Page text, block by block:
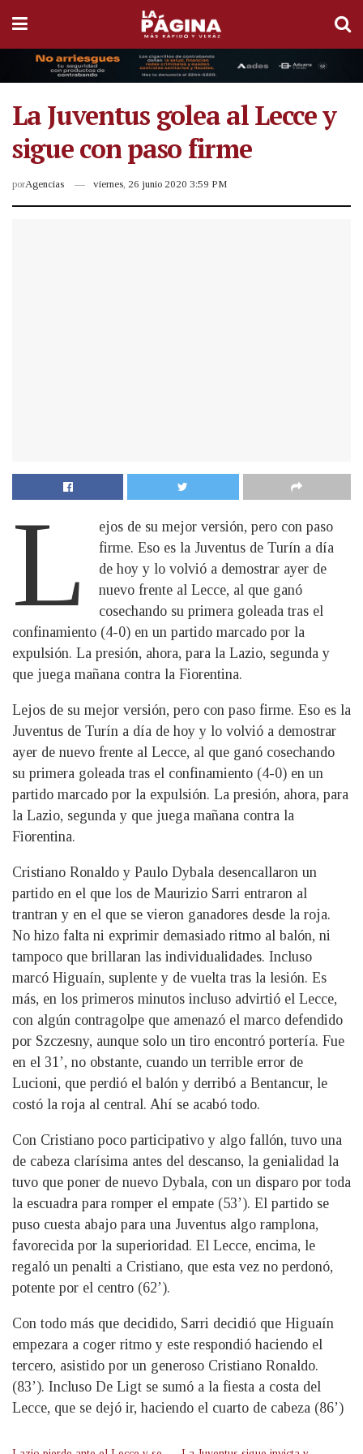
La Juventus golea al Lecce y
sigue con paso firme
porAgencias viernes, 26 junio 2020 3:59 PM
L
ejos de su mejor versión, pero con paso
firme. Eso es la Juventus de Turín a día
de hoy y lo volvió a demostrar ayer de
nuevo frente al Lecce, al que ganó
cosechando su primera goleada tras el
confinamiento (4-0) en un partido marcado por la
expulsión. La presión, ahora, para la Lazio, segunda y
que juega mañana contra la Fiorentina.
Lejos de su mejor versión, pero con paso firme. Eso es la
Juventus de Turín a día de hoy y lo volvió a demostrar
ayer de nuevo frente al Lecce, al que ganó cosechando
su primera goleada tras el confinamiento (4-0) en un
partido marcado por la expulsión. La presión, ahora, para
la Lazio, segunda y que juega mañana contra la
Fiorentina.
Cristiano Ronaldo y Paulo Dybala desencallaron un
partido en el que los de Maurizio Sarri entraron al
trantran y en el que se vieron ganadores desde la roja.
No hizo falta ni exprimir demasiado ritmo al balón, ni
tampoco que brillaran las individualidades. Incluso
marcó Higuaín, suplente y de vuelta tras la lesión. Es
más, en los primeros minutos incluso advirtió el Lecce,
con algún contragolpe que amenazó el marco defendido
por Szczesny, aunque solo un tiro encontró portería. Fue
en el 31’, no obstante, cuando un terrible error de
Lucioni, que perdió el balón y derribó a Bentancur, le
costó la roja al central. Ahí se acabó todo.
Con Cristiano poco participativo y algo fallón, tuvo una
de cabeza clarísima antes del descanso, la genialidad la
tuvo que poner de nuevo Dybala, con un disparo por toda
la escuadra para romper el empate (53’). El partido se
puso cuesta abajo para una Juventus algo ramplona,
favorecida por la superioridad. El Lecce, encima, le
regaló un penalti a Cristiano, que esta vez no perdonó,
potente por el centro (62’).
Con todo más que decidido, Sarri decidió que Higuaín
empezara a coger ritmo y este respondió haciendo el
tercero, asistido por un generoso Cristiano Ronaldo.
(83’). Incluso De Ligt se sumó a la fiesta a costa del
Lecce, que se dejó ir, haciendo el cuarto de cabeza (86’)